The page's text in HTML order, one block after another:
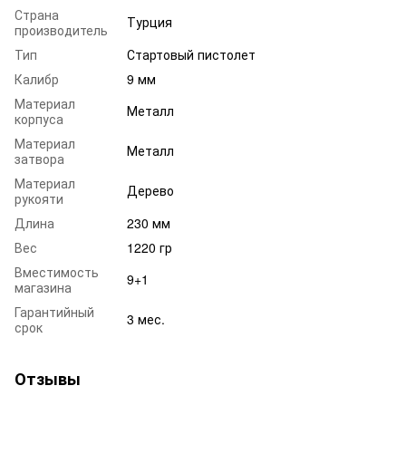
Страна
производитель
Турция
Тип
Стартовый пистолет
Калибр
9 мм
Материал
корпуса
Металл
Материал
затвора
Металл
Материал
рукояти
Дерево
Длина
230 мм
Вес
1220 гр
Вместимость
магазина
9+1
Гарантийный
срок
3 мес.
Отзывы